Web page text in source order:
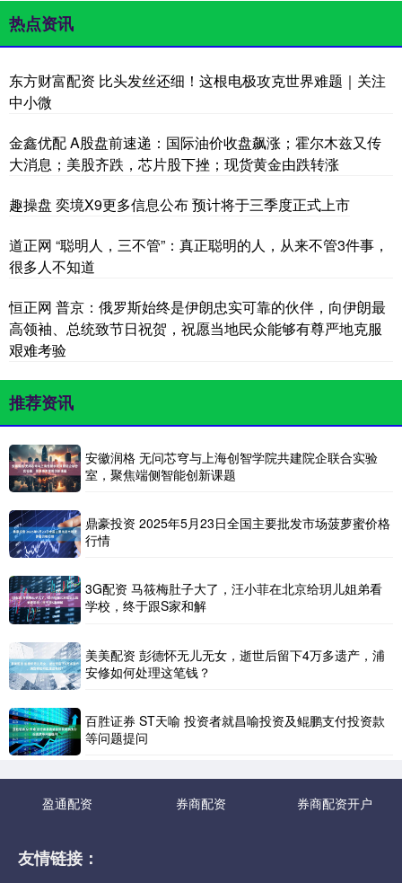
热点资讯
东方财富配资 比头发丝还细！这根电极攻克世界难题｜关注
中小微
金鑫优配 A股盘前速递：国际油价收盘飙涨；霍尔木兹又传
大消息；美股齐跌，芯片股下挫；现货黄金由跌转涨
趣操盘 奕境X9更多信息公布 预计将于三季度正式上市
道正网 “聪明人，三不管”：真正聪明的人，从来不管3件事，
很多人不知道
恒正网 普京：俄罗斯始终是伊朗忠实可靠的伙伴，向伊朗最
高领袖、总统致节日祝贺，祝愿当地民众能够有尊严地克服
艰难考验
推荐资讯
安徽润格 无问芯穹与上海创智学院共建院企联合实验
室，聚焦端侧智能创新课题
鼎豪投资 2025年5月23日全国主要批发市场菠萝蜜价格
行情
3G配资 马筱梅肚子大了，汪小菲在北京给玥儿姐弟看
学校，终于跟S家和解
美美配资 彭德怀无儿无女，逝世后留下4万多遗产，浦
安修如何处理这笔钱？
百胜证券 ST天喻 投资者就昌喻投资及鲲鹏支付投资款
等问题提问
盈通配资 券商配资 券商配资开户
友情链接：